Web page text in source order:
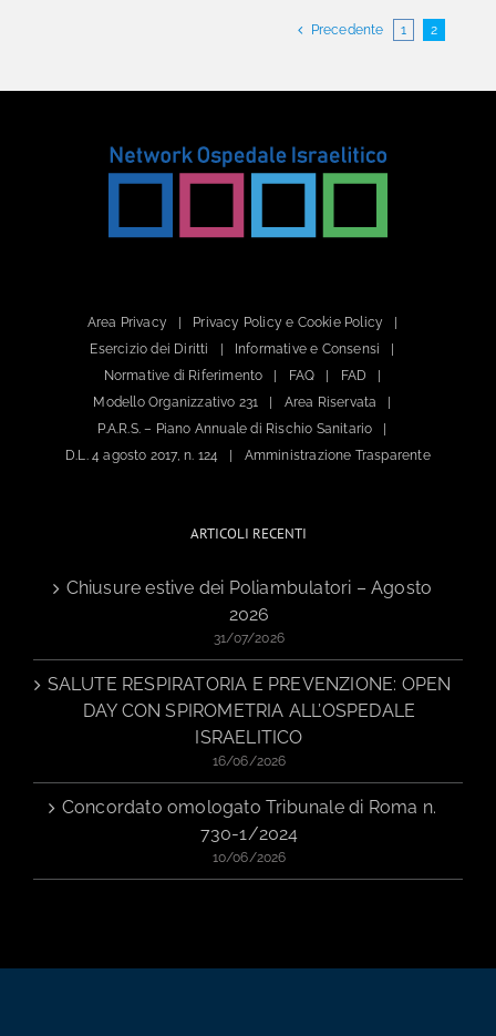
Precedente 1 2
Area Privacy
Privacy Policy e Cookie Policy
Esercizio dei Diritti
Informative e Consensi
Normative di Riferimento
FAQ
FAD
Modello Organizzativo 231
Area Riservata
P.A.R.S. – Piano Annuale di Rischio Sanitario
D.L. 4 agosto 2017, n. 124
Amministrazione Trasparente
ARTICOLI RECENTI
Chiusure estive dei Poliambulatori – Agosto
2026
31/07/2026
SALUTE RESPIRATORIA E PREVENZIONE: OPEN
DAY CON SPIROMETRIA ALL’OSPEDALE
ISRAELITICO
16/06/2026
Concordato omologato Tribunale di Roma n.
730-1/2024
10/06/2026